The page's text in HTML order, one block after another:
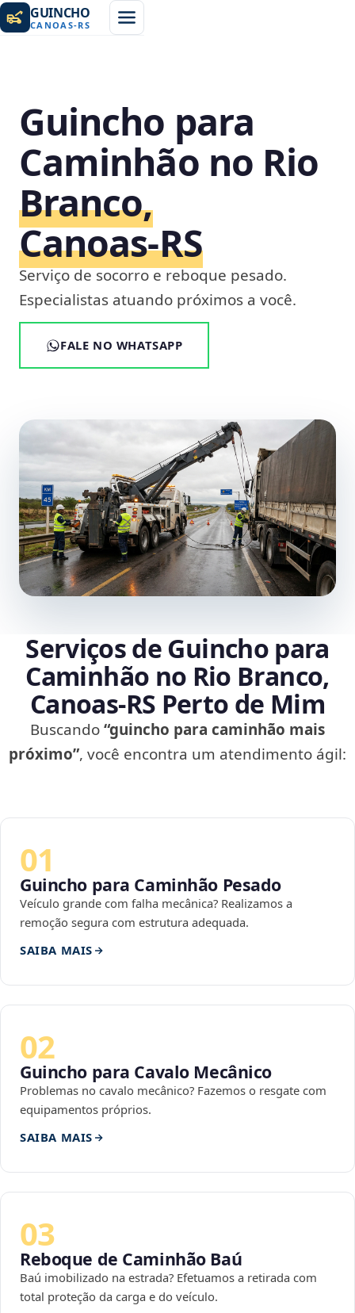
GUINCHO
CANOAS-RS
Guincho para
Caminhão no Rio
Branco,
Canoas‑RS
Serviço de socorro e reboque pesado.
Especialistas atuando próximos a você.
FALE NO WHATSAPP
Serviços de Guincho para
Caminhão no Rio Branco,
Canoas‑RS Perto de Mim
Buscando“guincho para caminhão mais
próximo”, você encontra um atendimento ágil:
01
Guincho para Caminhão Pesado
Veículo grande com falha mecânica? Realizamos a
remoção segura com estrutura adequada.
SAIBA MAIS
02
Guincho para Cavalo Mecânico
Problemas no cavalo mecânico? Fazemos o resgate com
equipamentos próprios.
SAIBA MAIS
03
Reboque de Caminhão Baú
Baú imobilizado na estrada? Efetuamos a retirada com
total proteção da carga e do veículo.